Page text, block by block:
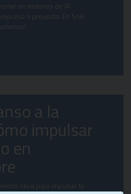
en motores de IA
o proyecto. En Snik
a la
impulsar
en
ideal para impulsar tu